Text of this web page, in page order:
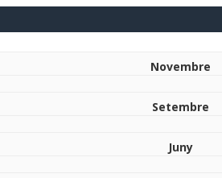
Novembre
Setembre
Juny